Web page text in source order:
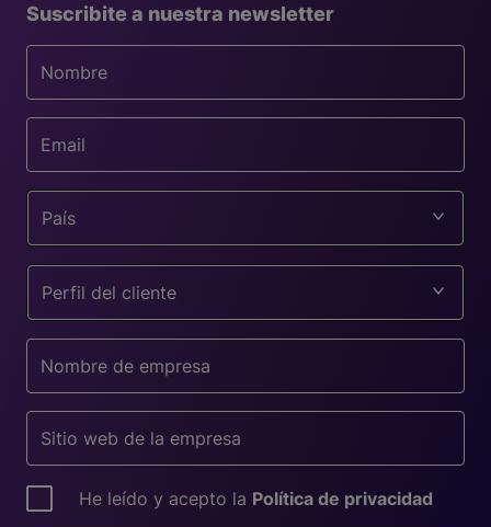
Suscribite a nuestra newsletter
País
Perfil del cliente
He leído y acepto la Política de privacidad